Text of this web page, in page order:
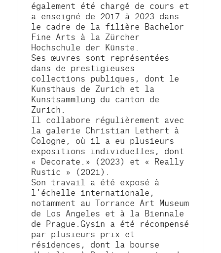
également été chargé de cours et
a enseigné de 2017 à 2023 dans
le cadre de la filière Bachelor
Fine Arts à la Zürcher
Hochschule der Künste.
Ses œuvres sont représentées
dans de prestigieuses
collections publiques, dont le
Kunsthaus de Zurich et la
Kunstsammlung du canton de
Zurich.
Il collabore régulièrement avec
la galerie Christian Lethert à
Cologne, où il a eu plusieurs
expositions individuelles, dont
« Decorate.» (2023) et « Really
Rustic » (2021).
Son travail a été exposé à
l'échelle internationale,
notamment au Torrance Art Museum
de Los Angeles et à la Biennale
de Prague.Gysin a été récompensé
par plusieurs prix et
résidences, dont la bourse